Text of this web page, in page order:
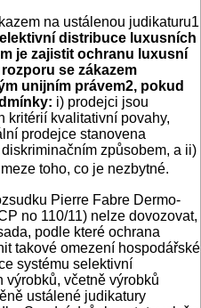
na ustálenou judikaturu1
distribuce luxusních
je zajistit ochranu luxusní
se zákazem
unijním právem2, pokud
i) prodejci jsou
kritérií kvalitativní povahy,
prodejce stanovena
způsobem, a ii)
toho, co je nezbytné.
Pierre Fabre Dermo-
no 110/11) nelze dovozovat,
podle které ochrana
takové omezení hospodářské
systému selektivní
výrobků, včetně výrobků
ustálené judikatury